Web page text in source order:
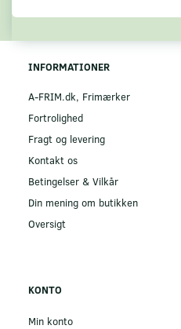
INFORMATIONER
A-FRIM.dk, Frimærker
Fortrolighed
Fragt og levering
Kontakt os
Betingelser & Vilkår
Din mening om butikken
Oversigt
KONTO
Min konto